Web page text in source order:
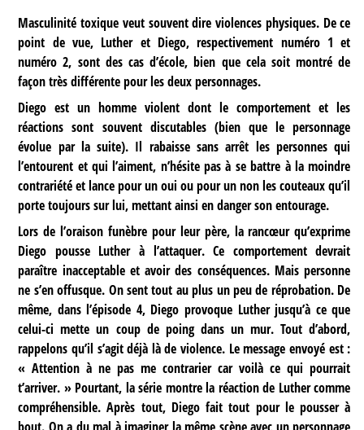
Masculinité toxique veut souvent dire violences physiques. De ce
point de vue, Luther et Diego, respectivement numéro 1 et
numéro 2, sont des cas d’école, bien que cela soit montré de
façon très différente pour les deux personnages.
Diego est un homme violent dont le comportement et les
réactions sont souvent discutables (bien que le personnage
évolue par la suite). Il rabaisse sans arrêt les personnes qui
l’entourent et qui l’aiment, n’hésite pas à se battre à la moindre
contrariété et lance pour un oui ou pour un non les couteaux qu’il
porte toujours sur lui, mettant ainsi en danger son entourage.
Lors de l’oraison funèbre pour leur père, la rancœur qu’exprime
Diego pousse Luther à l’attaquer. Ce comportement devrait
paraître inacceptable et avoir des conséquences. Mais personne
ne s’en offusque. On sent tout au plus un peu de réprobation. De
même, dans l’épisode 4, Diego provoque Luther jusqu’à ce que
celui-ci mette un coup de poing dans un mur. Tout d’abord,
rappelons qu’il s’agit déjà là de violence. Le message envoyé est :
« Attention à ne pas me contrarier car voilà ce qui pourrait
t’arriver. » Pourtant, la série montre la réaction de Luther comme
compréhensible. Après tout, Diego fait tout pour le pousser à